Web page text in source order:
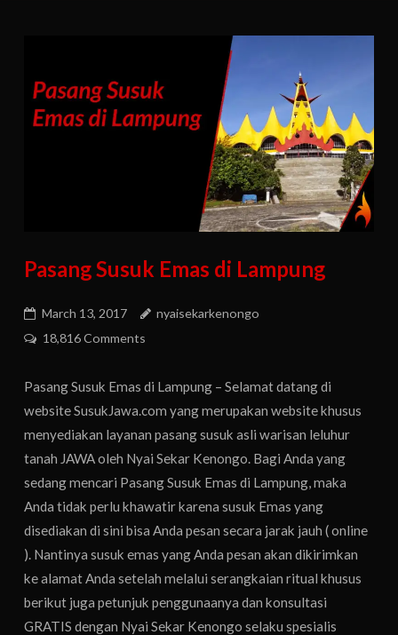
Pasang Susuk Emas di Lampung
March 13, 2017
nyaisekarkenongo
18,816 Comments
Pasang Susuk Emas di Lampung – Selamat datang di
website SusukJawa.com yang merupakan website khusus
menyediakan layanan pasang susuk asli warisan leluhur
tanah JAWA oleh Nyai Sekar Kenongo. Bagi Anda yang
sedang mencari Pasang Susuk Emas di Lampung, maka
Anda tidak perlu khawatir karena susuk Emas yang
disediakan di sini bisa Anda pesan secara jarak jauh ( online
). Nantinya susuk emas yang Anda pesan akan dikirimkan
ke alamat Anda setelah melalui serangkaian ritual khusus
berikut juga petunjuk penggunaanya dan konsultasi
GRATIS dengan Nyai Sekar Kenongo selaku spesialis